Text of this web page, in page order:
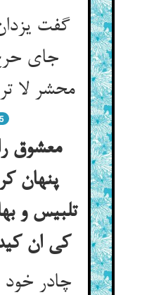
گفت
جای
محشر لا
معشوق
پنهان
تلبیس و
کی ان
چادر خود